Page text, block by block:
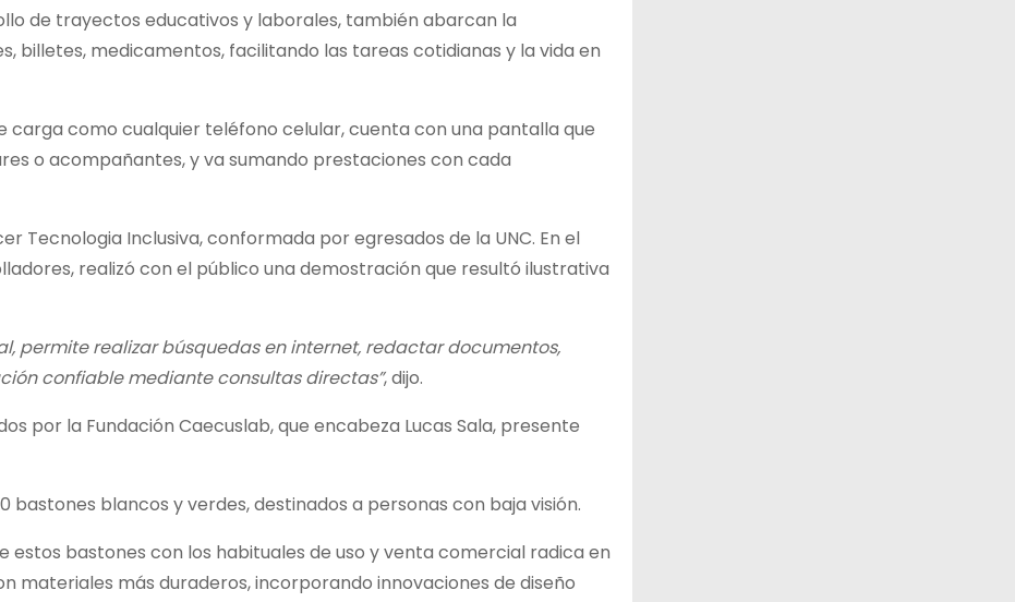
de trayectos educativos y laborales, también abarcan la
billetes, medicamentos, facilitando las tareas cotidianas y la vida en
carga como cualquier teléfono celular, cuenta con una pantalla que
o acompañantes, y va sumando prestaciones con cada
Tecnologia Inclusiva, conformada por egresados de la UNC. En el
realizó con el público una demostración que resultó ilustrativa
permite realizar búsquedas en internet, redactar documentos,
confiable mediante consultas directas”, dijo.
por la Fundación Caecuslab, que encabeza Lucas Sala, presente
blancos y verdes, destinados a personas con baja visión.
estos bastones con los habituales de uso y venta comercial radica en
materiales más duraderos, incorporando innovaciones de diseño